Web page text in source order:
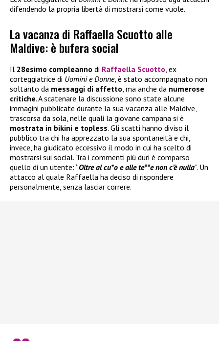
difendendo la propria libertà di mostrarsi come vuole.
La vacanza di Raffaella Scuotto alle
Maldive: è bufera social
Il 28esimo compleanno di Raffaella Scuotto , ex
corteggiatrice di Uomini e Donne, è stato accompagnato non
soltanto da messaggi di affetto , ma anche da numerose
critiche. A scatenare la discussione sono state alcune
immagini pubblicate durante la sua vacanza alle Maldive,
trascorsa da sola, nelle quali la giovane campana si è
mostrata in bikini e topless. Gli scatti hanno diviso il
pubblico tra chi ha apprezzato la sua spontaneità e chi,
invece, ha giudicato eccessivo il modo in cui ha scelto di
mostrarsi sui social. Tra i commenti più duri è comparso
quello di un utente: “Oltre al cu*o e alle te**e non c’è nulla”. Un
attacco al quale Raffaella ha deciso di rispondere
personalmente, senza lasciar correre.